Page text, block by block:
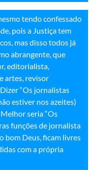
tendo confessado
pois a Justiça tem
mas disso todos já
abrangente, que
editorialista,
artes, revisor
“Os jornalistas
estiver nos azeites)
seria “Os
funções de jornalista
bom Deus, ficam livres
com a própria